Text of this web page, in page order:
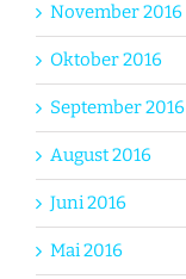
November 2016
Oktober 2016
September 2016
August 2016
Juni 2016
Mai 2016